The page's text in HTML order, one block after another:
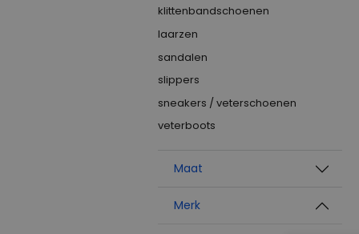
klittenbandschoenen
laarzen
sandalen
slippers
sneakers / veterschoenen
veterboots
Maat
Merk